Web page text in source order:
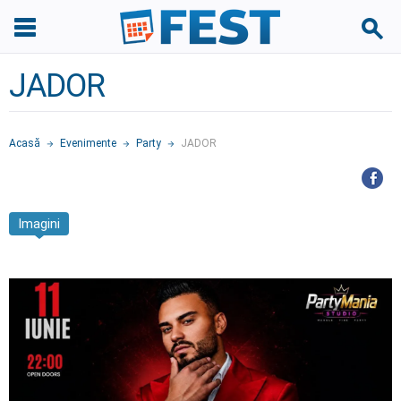
JADOR
Acasă Evenimente Party JADOR
Imagini